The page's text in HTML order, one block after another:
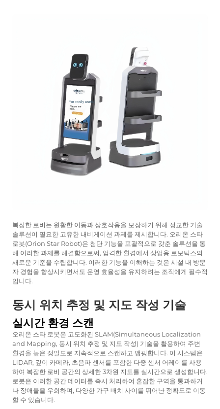
복잡한 로비는 원활한 이동과 상호작용을 보장하기 위해 정교한 기술
솔루션이 필요한 고유한 내비게이션 과제를 제시합니다. 오리온 스타
로봇(Orion Star Robot)은 첨단 기능을 포괄적으로 갖춘 솔루션을 통
해 이러한 과제를 해결함으로써, 엄격한 환경에서 상업용 로보틱스의
새로운 기준을 수립합니다. 이러한 기능을 이해하는 것은 시설 내 방문
자 경험을 향상시키면서도 운영 효율성을 유지하려는 조직에게 필수적
입니다.
동시 위치 추정 및 지도 작성 기술
실시간 환경 스캔
오리온 스타 로봇은 고도화된 SLAM(Simultaneous Localization
and Mapping, 동시 위치 추정 및 지도 작성) 기술을 활용하여 주변
환경을 높은 정밀도로 지속적으로 스캔하고 맵핑합니다. 이 시스템은
LiDAR, 깊이 카메라, 초음파 센서를 포함한 다중 센서 어레이를 사용
하여 복잡한 로비 공간의 상세한 3차원 지도를 실시간으로 생성합니다.
로봇은 이러한 공간 데이터를 즉시 처리하여 혼잡한 구역을 통과하거
나 장애물을 우회하며, 다양한 가구 배치 사이를 뛰어난 정확도로 이동
할 수 있습니다.